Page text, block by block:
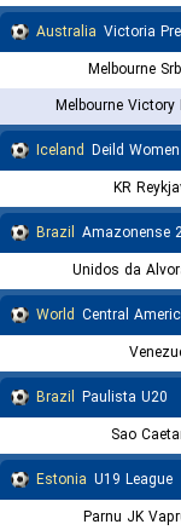
Australia Victoria
Melbourne
Melbourne Victory
Iceland
KR
Brazil Amazonense
Unidos da
World Central
Brazil Paulista U20
Sao
Estonia U19 League
Parnu JK